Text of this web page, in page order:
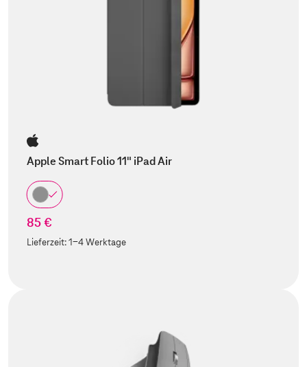
Apple Smart Folio 11" iPad Air
85 €
Lieferzeit:1-4 Werktage